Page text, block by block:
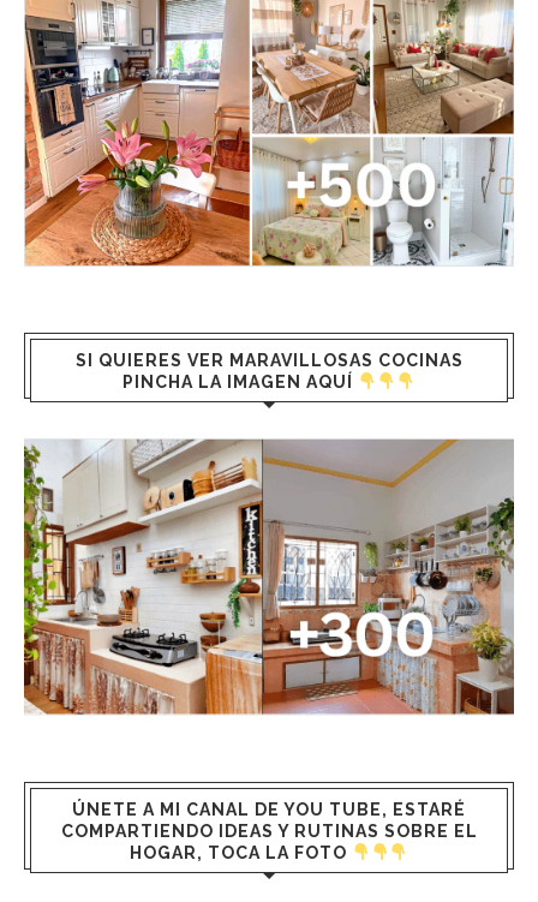
SI QUIERES VER MARAVILLOSAS COCINAS
PINCHA LA IMAGEN AQUÍ
ÚNETE A MI CANAL DE YOU TUBE, ESTARÉ
COMPARTIENDO IDEAS Y RUTINAS SOBRE EL
HOGAR, TOCA LA FOTO